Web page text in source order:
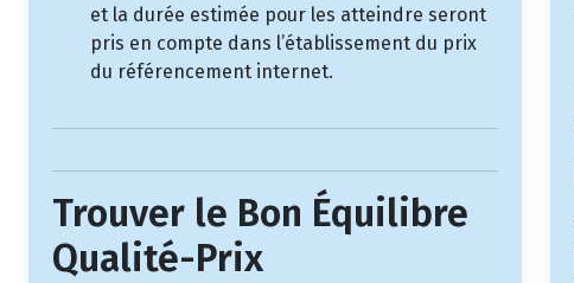
et la durée estimée pour les atteindre seront
pris en compte dans l’établissement du prix
du référencement internet.
Trouver le Bon Équilibre
Qualité-Prix